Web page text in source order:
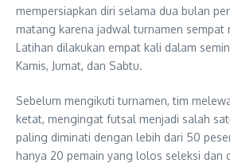
mempersiapkan diri selama dua bulan
matang karena jadwal turnamen sempat
Latihan dilakukan empat kali dalam
Kamis, Jumat, dan Sabtu.
Sebelum mengikuti turnamen, tim
ketat, mengingat futsal menjadi salah
paling diminati dengan lebih dari 50
hanya 20 pemain yang lolos seleksi dan